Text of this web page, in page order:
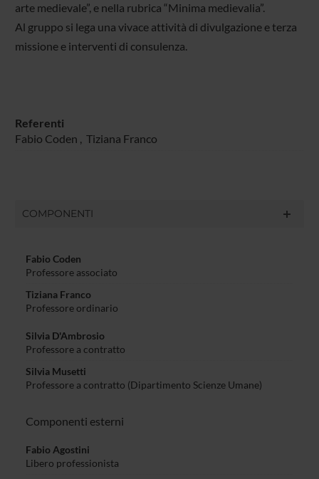
arte medievale”, e nella rubrica “Minima medievalia”.
Al gruppo si lega una vivace attività di divulgazione e terza
missione e interventi di consulenza.
Referenti
Fabio Coden , Tiziana Franco
COMPONENTI
Fabio Coden
Professore associato
Tiziana Franco
Professore ordinario
Silvia D'Ambrosio
Professore a contratto
Silvia Musetti
Professore a contratto (Dipartimento Scienze Umane)
Componenti esterni
Fabio Agostini
Libero professionista